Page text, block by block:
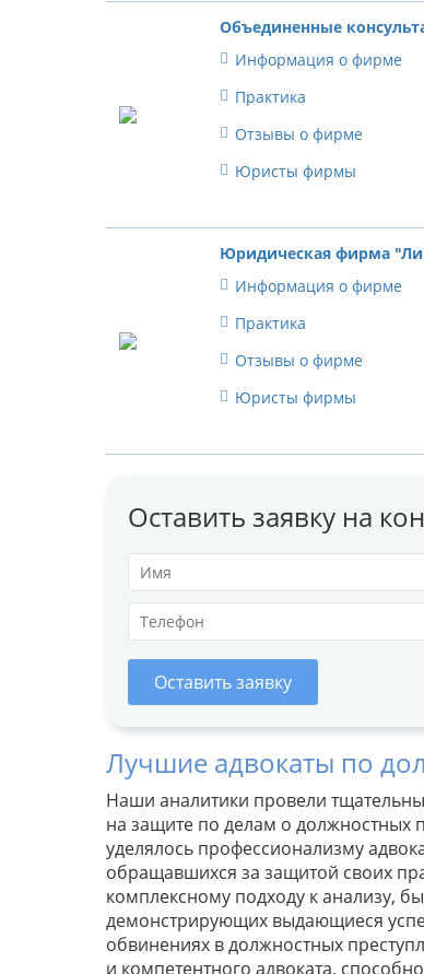
Объединенные
Информация о фирме
Практика
Отзывы о фирме
Юристы фирмы
Юридическая фирма
Информация о фирме
Практика
Отзывы о фирме
Юристы фирмы
Оставить заявку на
Оставить заявку
Лучшие адвокаты по
Наши аналитики провели
на защите по делам о должностных
уделялось профессионализму
обращавшихся за защитой своих
комплексному подходу к анализу,
демонстрирующих выдающиеся
обвинениях в должностных
и компетентного адвоката,